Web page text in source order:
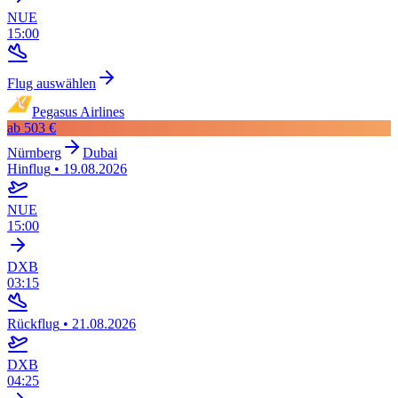
NUE
15:00
Flug auswählen
Pegasus Airlines
ab 503 €
Nürnberg
Dubai
Hinflug • 19.08.2026
NUE
15:00
DXB
03:15
Rückflug • 21.08.2026
DXB
04:25